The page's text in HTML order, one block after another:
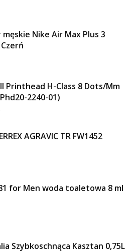
Nike Air Max Plus 3
Printhead H-Class 8 Dots/Mm
2240-01)
AGRAVIC TR FW1452
for Men woda toaletowa 8 ml
Szybkoschnąca Kasztan 0,75L